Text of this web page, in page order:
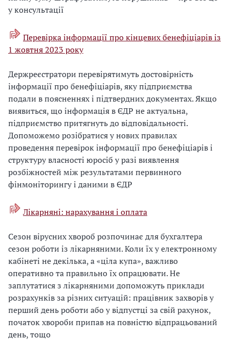
у консультації
Перевірка інформації про кінцевих бенефіціарів із
1 жовтня 2023 року
Держреєстратори перевірятимуть достовірність
інформації про бенефіціарів, яку підприємства
подали в поясненнях і підтвердних документах. Якщо
виявиться, що інформація в ЄДР не актуальна,
підприємство притягнуть до відповідальності.
Допоможемо розібратися у нових правилах
проведення перевірок інформації про бенефіціарів і
структуру власності юросіб у разі виявлення
розбіжностей між результатами первинного
фінмоніторингу і даними в ЄДР
Лікарняні: нарахування і оплата
Сезон вірусних хвороб розпочинає для бухгалтера
сезон роботи із лікарняними. Коли їх у електронному
кабінеті не декілька, а «ціла купа», важливо
оперативно та правильно їх опрацювати. Не
заплутатися з лікарняними допоможуть приклади
розрахунків за різних ситуацій: працівник захворів у
перший день роботи або у відпустці за свій рахунок,
початок хвороби припав на повністю відпрацьований
день, тощо